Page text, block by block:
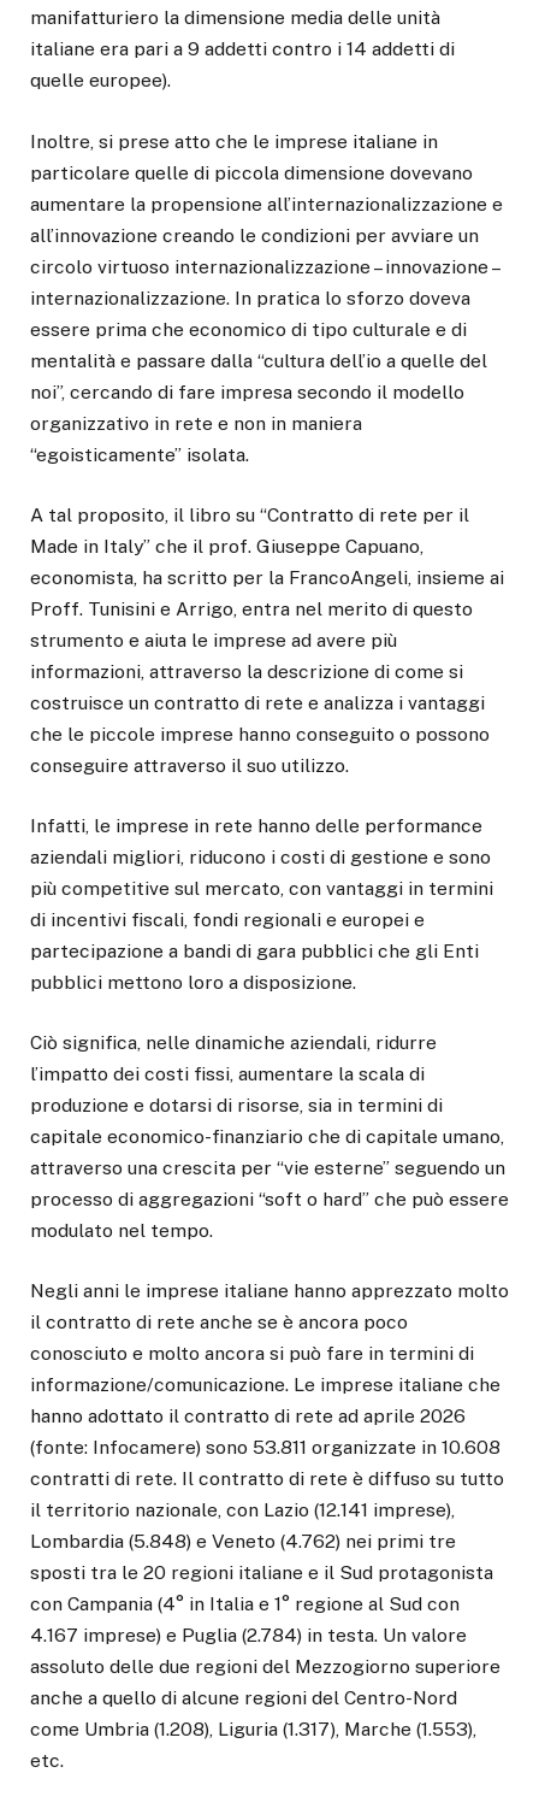
manifatturiero la dimensione media delle unità
italiane era pari a 9 addetti contro i 14 addetti di
quelle europee).
Inoltre, si prese atto che le imprese italiane in
particolare quelle di piccola dimensione dovevano
aumentare la propensione all’internazionalizzazione e
all’innovazione creando le condizioni per avviare un
circolo virtuoso internazionalizzazione – innovazione –
internazionalizzazione. In pratica lo sforzo doveva
essere prima che economico di tipo culturale e di
mentalità e passare dalla “cultura dell’io a quelle del
noi”, cercando di fare impresa secondo il modello
organizzativo in rete e non in maniera
“egoisticamente” isolata.
A tal proposito, il libro su “Contratto di rete per il
Made in Italy” che il prof. Giuseppe Capuano,
economista, ha scritto per la FrancoAngeli, insieme ai
Proff. Tunisini e Arrigo, entra nel merito di questo
strumento e aiuta le imprese ad avere più
informazioni, attraverso la descrizione di come si
costruisce un contratto di rete e analizza i vantaggi
che le piccole imprese hanno conseguito o possono
conseguire attraverso il suo utilizzo.
Infatti, le imprese in rete hanno delle performance
aziendali migliori, riducono i costi di gestione e sono
più competitive sul mercato, con vantaggi in termini
di incentivi fiscali, fondi regionali e europei e
partecipazione a bandi di gara pubblici che gli Enti
pubblici mettono loro a disposizione.
Ciò significa, nelle dinamiche aziendali, ridurre
l’impatto dei costi fissi, aumentare la scala di
produzione e dotarsi di risorse, sia in termini di
capitale economico-finanziario che di capitale umano,
attraverso una crescita per “vie esterne” seguendo un
processo di aggregazioni “soft o hard” che può essere
modulato nel tempo.
Negli anni le imprese italiane hanno apprezzato molto
il contratto di rete anche se è ancora poco
conosciuto e molto ancora si può fare in termini di
informazione/comunicazione. Le imprese italiane che
hanno adottato il contratto di rete ad aprile 2026
(fonte: Infocamere) sono 53.811 organizzate in 10.608
contratti di rete. Il contratto di rete è diffuso su tutto
il territorio nazionale, con Lazio (12.141 imprese),
Lombardia (5.848) e Veneto (4.762) nei primi tre
sposti tra le 20 regioni italiane e il Sud protagonista
con Campania (4° in Italia e 1° regione al Sud con
4.167 imprese) e Puglia (2.784) in testa. Un valore
assoluto delle due regioni del Mezzogiorno superiore
anche a quello di alcune regioni del Centro-Nord
come Umbria (1.208), Liguria (1.317), Marche (1.553),
etc.